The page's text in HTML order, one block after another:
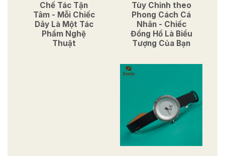
Chế Tác Tận
Tâm - Mỗi Chiếc
Dây Là Một Tác
Phẩm Nghệ
Thuật
Tùy Chỉnh theo
Phong Cách Cá
Nhân - Chiếc
Đồng Hồ Là Biểu
Tượng Của Bạn